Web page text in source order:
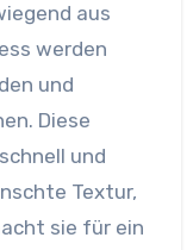
aus
werden
und
Diese
und
Textur,
sie für ein